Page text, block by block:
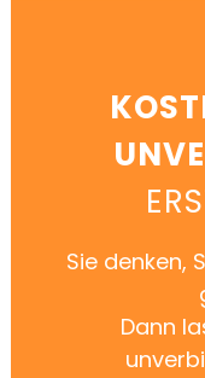
Sie denken,
Dann